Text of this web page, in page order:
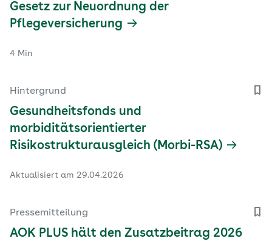
Gesetz zur Neuordnung der
Pflegeversicherung
4 Min
Hintergrund
Gesundheitsfonds und
morbiditätsorientierter
Risikostrukturausgleich (Morbi-RSA)
Aktualisiert am 29.04.2026
Pressemitteilung
AOK PLUS hält den Zusatzbeitrag 2026